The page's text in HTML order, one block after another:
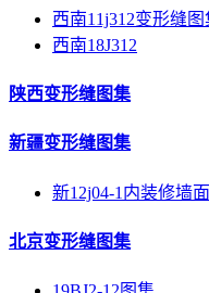
西南11j312变形缝图
西南18J312
陕西变形缝图集
新疆变形缝图集
新12j04-1内装修墙面
北京变形缝图集